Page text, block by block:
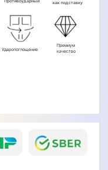
как подставку
Ударопоглощение
Премиум
качество